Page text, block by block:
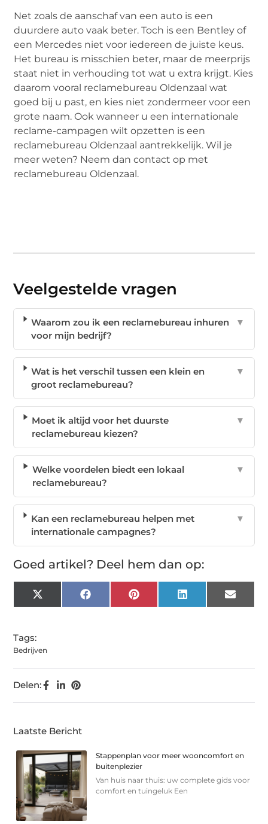
Net zoals de aanschaf van een auto is een
duurdere auto vaak beter. Toch is een Bentley of
een Mercedes niet voor iedereen de juiste keus.
Het bureau is misschien beter, maar de meerprijs
staat niet in verhouding tot wat u extra krijgt. Kies
daarom vooral reclamebureau Oldenzaal wat
goed bij u past, en kies niet zondermeer voor een
grote naam. Ook wanneer u een internationale
reclame-campagen wilt opzetten is een
reclamebureau Oldenzaal aantrekkelijk. Wil je
meer weten? Neem dan contact op met
reclamebureau Oldenzaal.
Veelgestelde vragen
Waarom zou ik een reclamebureau inhuren
voor mijn bedrijf?
▼
Wat is het verschil tussen een klein en
groot reclamebureau?
▼
Moet ik altijd voor het duurste
reclamebureau kiezen?
▼
Welke voordelen biedt een lokaal
reclamebureau?
▼
Kan een reclamebureau helpen met
internationale campagnes?
▼
Goed artikel? Deel hem dan op:
X
(Twitter)
Facebook Pinterest LinkedIn Email
Tags:
Bedrijven
Delen:
Laatste Bericht
Stappenplan voor meer wooncomfort en
buitenplezier
Van huis naar thuis: uw complete gids voor
comfort en tuingeluk Een